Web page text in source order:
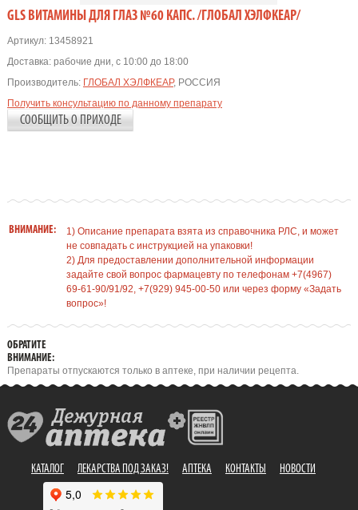
GLS ВИТАМИНЫ ДЛЯ ГЛАЗ №60 КАПС. /ГЛОБАЛ ХЭЛФКЕАР/
Артикул:13458921
Доставка: рабочие дни, с 10:00 до 18:00
Производитель: ГЛОБАЛ ХЭЛФКЕАР, РОССИЯ
Получить консультацию по данному препарату
СООБЩИТЬ О ПРИХОДЕ
ВНИМАНИЕ:
1) Описание препарата взята из справочника РЛС, и может
не совпадать с инструкцией на упаковки!
2) Для предоставлении дополнительной информации
задайте свой вопрос фармацевту по телефонам +7(4967)
69-61-90/91/92, +7(929) 945-00-50 или через форму «Задать
вопрос»!
ОБРАТИТЕ
ВНИМАНИЕ:
Препараты отпускаются только в аптеке, при наличии рецепта.
КАТАЛОГ ЛЕКАРСТВА ПОД ЗАКАЗ! АПТЕКА КОНТАКТЫ НОВОСТИ